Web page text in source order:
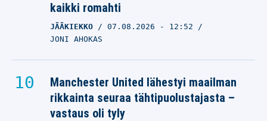
kaikki romahti
JÄÄKIEKKO 07.08.2026 - 12:52
JONI AHOKAS
Manchester United lähestyi maailman
rikkainta seuraa tähtipuolustajasta –
vastaus oli tyly